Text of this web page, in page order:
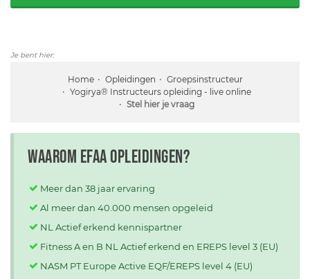
Je bent hier:
Home Opleidingen
Groepsinstructeur
Yogirya® Instructeurs opleiding - live online
Stel hier je vraag
Waarom EFAA opleidingen?
Meer dan 38 jaar ervaring
Al meer dan 40.000 mensen opgeleid
NL Actief erkend kennispartner
Fitness A en B NL Actief erkend en EREPS level 3 (EU)
NASM PT Europe Active EQF/EREPS level 4 (EU)